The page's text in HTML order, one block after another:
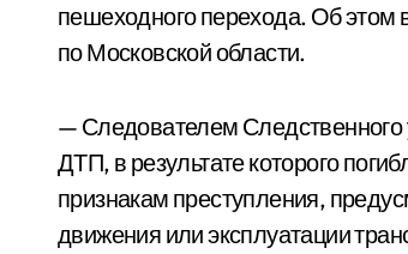
пешеходного перехода. Об
по Московской области.
— Следователем
ДТП, в результате которого
признакам преступления,
движения или эксплуатации